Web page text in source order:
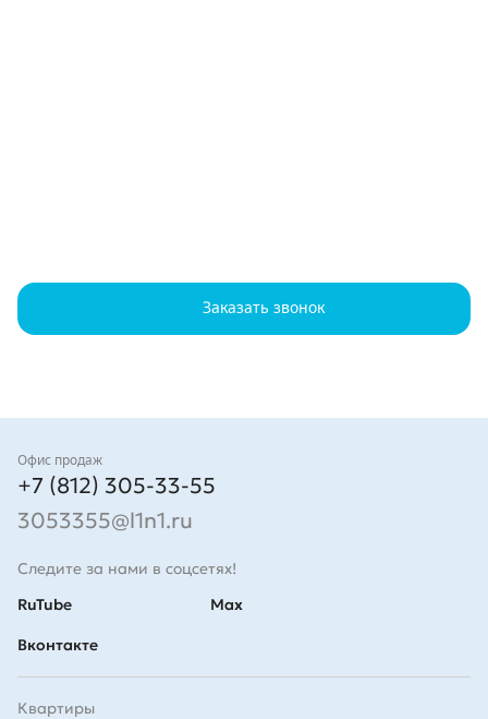
Заказать звонок
Контакты
Офис продаж
+7 (812) 305-33-55
3053355@l1n1.ru
Следите за нами в соцсетях!
RuTube
Вконтакте
Max
Квартиры